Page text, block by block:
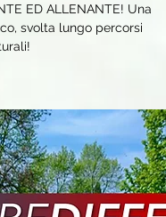
ED ALLENANTE! Una
svolta lungo percorsi